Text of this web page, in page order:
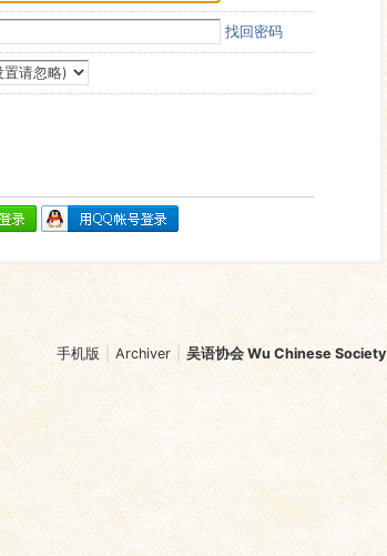
找回密码
手机版 Archiver 吴语协会 Wu Chinese Society